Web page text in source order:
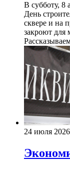
В субботу, 8
День
сквере и на
закроют для
24 июля